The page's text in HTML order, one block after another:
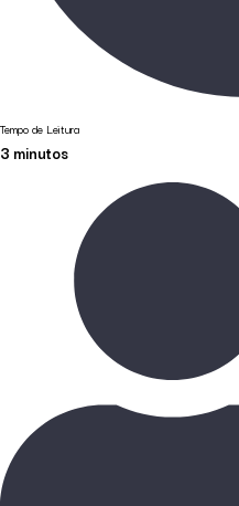
Tempo de Leitura
3 minutos